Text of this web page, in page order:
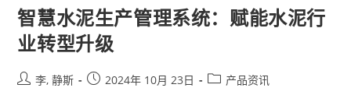
智慧水泥生产管理系统：赋能水泥行
业转型升级
李, 静斯 2024年 10月 23日 产品资讯